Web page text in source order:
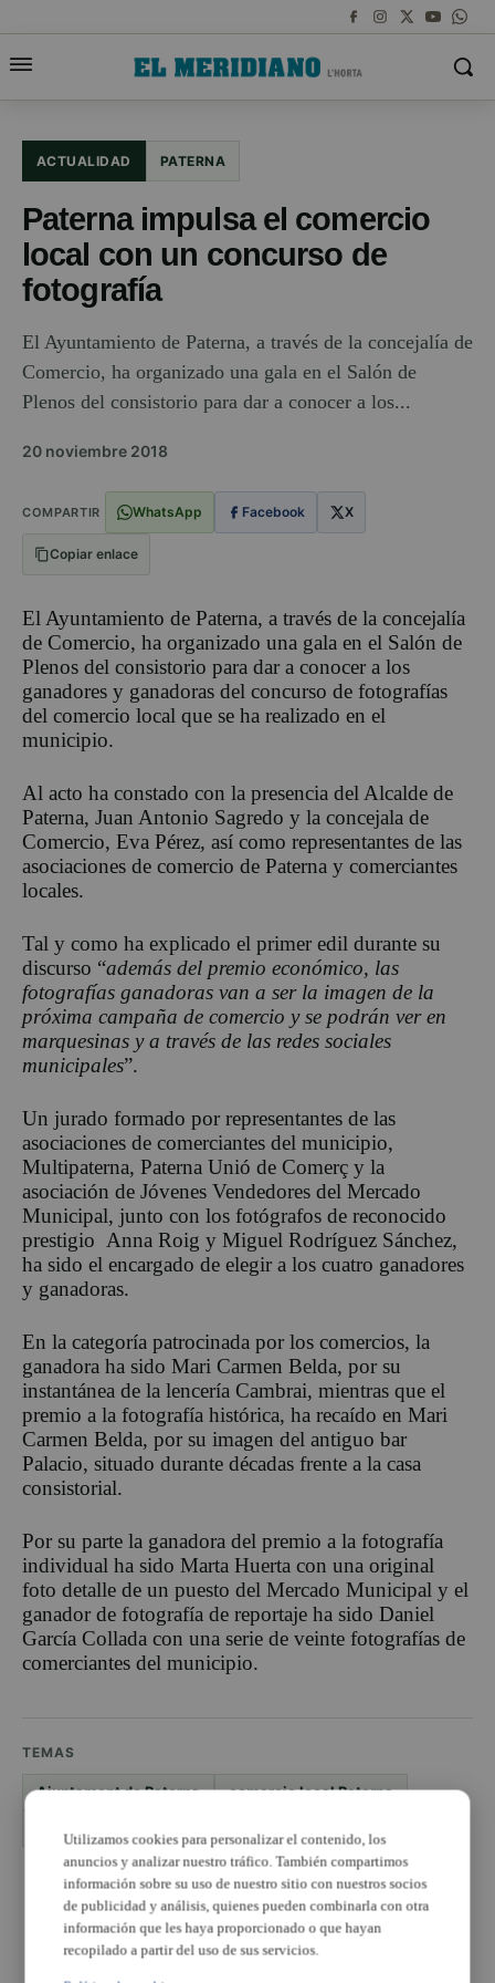
ACTUALIDAD PATERNA
Paterna impulsa el comercio
local con un concurso de
fotografía
El Ayuntamiento de Paterna, a través de la concejalía de
Comercio, ha organizado una gala en el Salón de
Plenos del consistorio para dar a conocer a los...
20 noviembre 2018
COMPARTIR WhatsApp Facebook X
Copiar enlace
El Ayuntamiento de Paterna, a través de la concejalía
de Comercio, ha organizado una gala en el Salón de
Plenos del consistorio para dar a conocer a los
ganadores y ganadoras del concurso de fotografías
del comercio local que se ha realizado en el
municipio.
Al acto ha constado con la presencia del Alcalde de
Paterna, Juan Antonio Sagredo y la concejala de
Comercio, Eva Pérez, así como representantes de las
asociaciones de comercio de Paterna y comerciantes
locales.
Tal y como ha explicado el primer edil durante su
discurso “además del premio económico, las
fotografías ganadoras van a ser la imagen de la
próxima campaña de comercio y se podrán ver en
marquesinas y a través de las redes sociales
municipales”.
Un jurado formado por representantes de las
asociaciones de comerciantes del municipio,
Multipaterna, Paterna Unió de Comerç y la
asociación de Jóvenes Vendedores del Mercado
Municipal, junto con los fotógrafos de reconocido
prestigio Anna Roig y Miguel Rodríguez Sánchez,
ha sido el encargado de elegir a los cuatro ganadores
y ganadoras.
En la categoría patrocinada por los comercios, la
ganadora ha sido Mari Carmen Belda, por su
instantánea de la lencería Cambrai, mientras que el
premio a la fotografía histórica, ha recaído en Mari
Carmen Belda, por su imagen del antiguo bar
Palacio, situado durante décadas frente a la casa
consistorial.
Por su parte la ganadora del premio a la fotografía
individual ha sido Marta Huerta con una original
foto detalle de un puesto del Mercado Municipal y el
ganador de fotografía de reportaje ha sido Daniel
García Collada con una serie de veinte fotografías de
comerciantes del municipio.
TEMAS
Ajuntament de Paterna comercio local Paterna
PUBLICIDAD
Utilizamos cookies para personalizar el contenido, los
anuncios y analizar nuestro tráfico. También compartimos
información sobre su uso de nuestro sitio con nuestros socios
de publicidad y análisis, quienes pueden combinarla con otra
información que les haya proporcionado o que hayan
recopilado a partir del uso de sus servicios.